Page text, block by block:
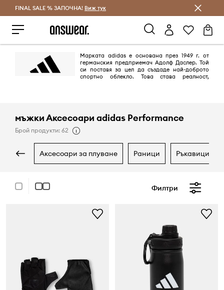
Спестявай с Answear Club
FINAL SALE % ЗАПОЧНА! Виж тук
Марката adidas е основана през 1949 г. от
германския предприемач Адолф Даслер. Той
си поставя за цел да създаде най-доброто
спортно облекло. Това става реалност,
мъжки Аксесоари adidas Performance
Брой продукти: 62
аксесоари за плуване раници ръкавици
Филтри